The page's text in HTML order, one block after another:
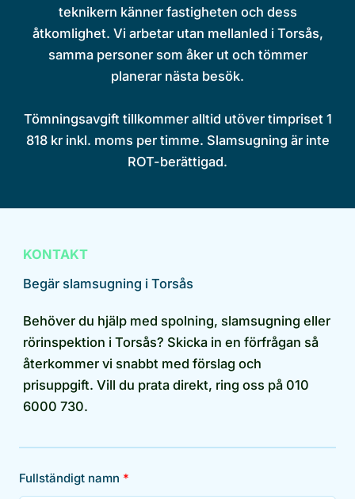
teknikern känner fastigheten och dess
åtkomlighet. Vi arbetar utan mellanled i Torsås,
samma personer som åker ut och tömmer
planerar nästa besök.
Tömningsavgift tillkommer alltid utöver timpriset 1
818 kr inkl. moms per timme. Slamsugning är inte
ROT-berättigad.
KONTAKT
Begär slamsugning i Torsås
Behöver du hjälp med spolning, slamsugning eller
rörinspektion i Torsås? Skicka in en förfrågan så
återkommer vi snabbt med förslag och
prisuppgift. Vill du prata direkt, ring oss på 010
6000 730.
Fullständigt namn